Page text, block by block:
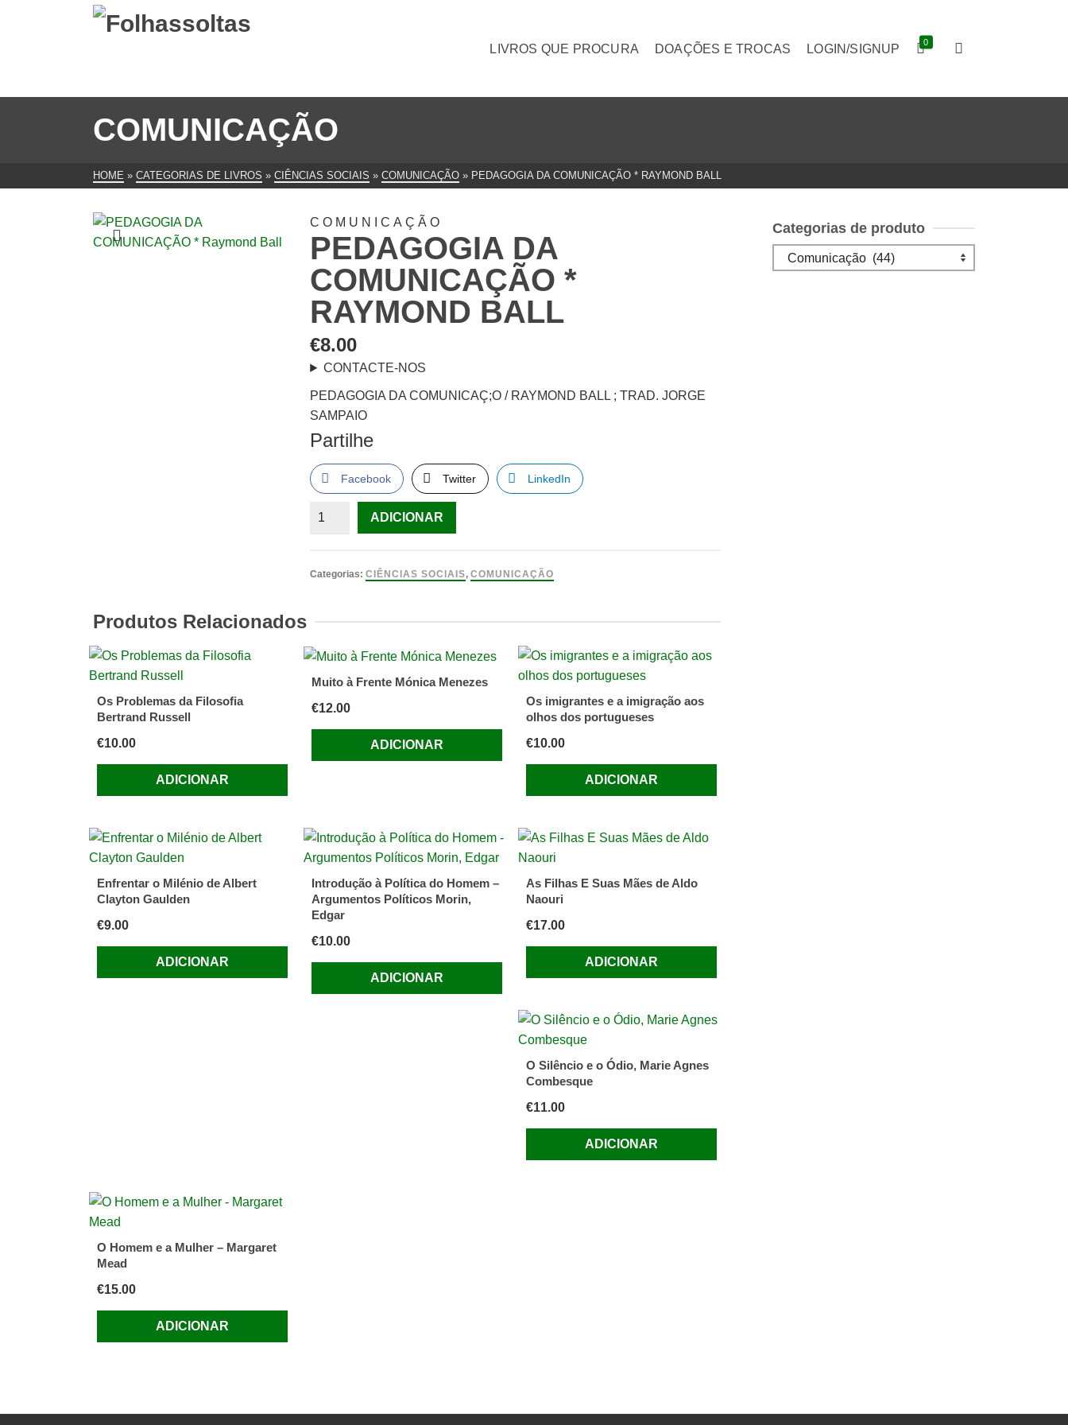
LIVROS QUE PROCURA DOAÇÕES E TROCAS LOGIN/SIGNUP 0
COMUNICAÇÃO
HOME » CATEGORIAS DE LIVROS » CIÊNCIAS SOCIAIS » COMUNICAÇÃO » PEDAGOGIA DA COMUNICAÇÃO * RAYMOND BALL
COMUNICAÇÃO
PEDAGOGIA DA
COMUNICAÇÃO *
RAYMOND BALL
€8.00
CONTACTE-NOS
PEDAGOGIA DA COMUNICAÇ;O / RAYMOND BALL ; TRAD. JORGE
SAMPAIO
Partilhe
Facebook Twitter LinkedIn
Quantidade
DA
Ball
ADICIONAR
Categorias:CIÊNCIAS SOCIAIS,COMUNICAÇÃO
Produtos Relacionados
Os Problemas da Filosofia
Bertrand Russell
€10.00
ADICIONAR
Muito à Frente Mónica Menezes
€12.00
ADICIONAR
Os imigrantes e a imigração aos
olhos dos portugueses
€10.00
ADICIONAR
Enfrentar o Milénio de Albert
Clayton Gaulden
€9.00
ADICIONAR
Introdução à Política do Homem –
Argumentos Políticos Morin,
Edgar
€10.00
ADICIONAR
As Filhas E Suas Mães de Aldo
Naouri
€17.00
ADICIONAR
O Silêncio e o Ódio, Marie Agnes
Combesque
€11.00
ADICIONAR
O Homem e a Mulher – Margaret
Mead
€15.00
ADICIONAR
Categorias de produto